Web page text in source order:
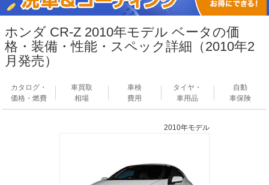
ホンダ CR-Z 2010年モデル ベータの価
格・装備・性能・スペック詳細（2010年2
月発売）
カタログ・
価格・燃費
車買取
相場
車検
費用
タイヤ・
車用品
自動
車保険
2010年モデル